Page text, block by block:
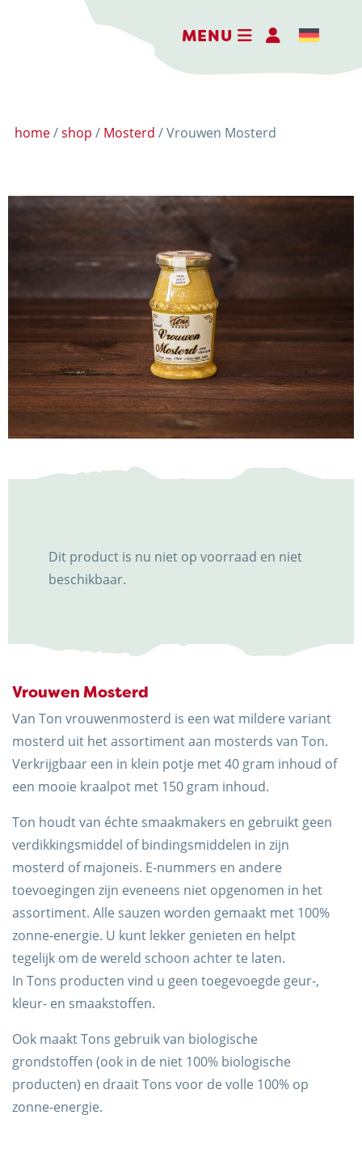
MENU
DE KAASMAKERIJ
DE STOKERIJ
ACTIVITEITEN
LANDWINKEL
KERSTPAKKETTEN
WEBSHOP
NIEUWS & ACTUALITEITEN
CONTACT
Kaasboerderij Weenink
info@kaasboerderijweenink.nl
Trots op de Achterhoek! | © Kaasboerderij Weenink
2026 |Algemene voorwaarden| Verzending|
Privacybeleid
home/shop / Mosterd / Vrouwen Mosterd
Dit product is nu niet op voorraad en niet
beschikbaar.
Vrouwen Mosterd
Van Ton vrouwenmosterd is een wat mildere variant
mosterd uit het assortiment aan mosterds van Ton.
Verkrijgbaar een in klein potje met 40 gram inhoud of
een mooie kraalpot met 150 gram inhoud.
Ton houdt van échte smaakmakers en gebruikt geen
verdikkingsmiddel of bindingsmiddelen in zijn
mosterd of majoneis. E-nummers en andere
toevoegingen zijn eveneens niet opgenomen in het
assortiment. Alle sauzen worden gemaakt met 100%
zonne-energie. U kunt lekker genieten en helpt
tegelijk om de wereld schoon achter te laten.
In Tons producten vind u geen toegevoegde geur-,
kleur- en smaakstoffen.
Ook maakt Tons gebruik van biologische
grondstoffen (ook in de niet 100% biologische
producten) en draait Tons voor de volle 100% op
zonne-energie.